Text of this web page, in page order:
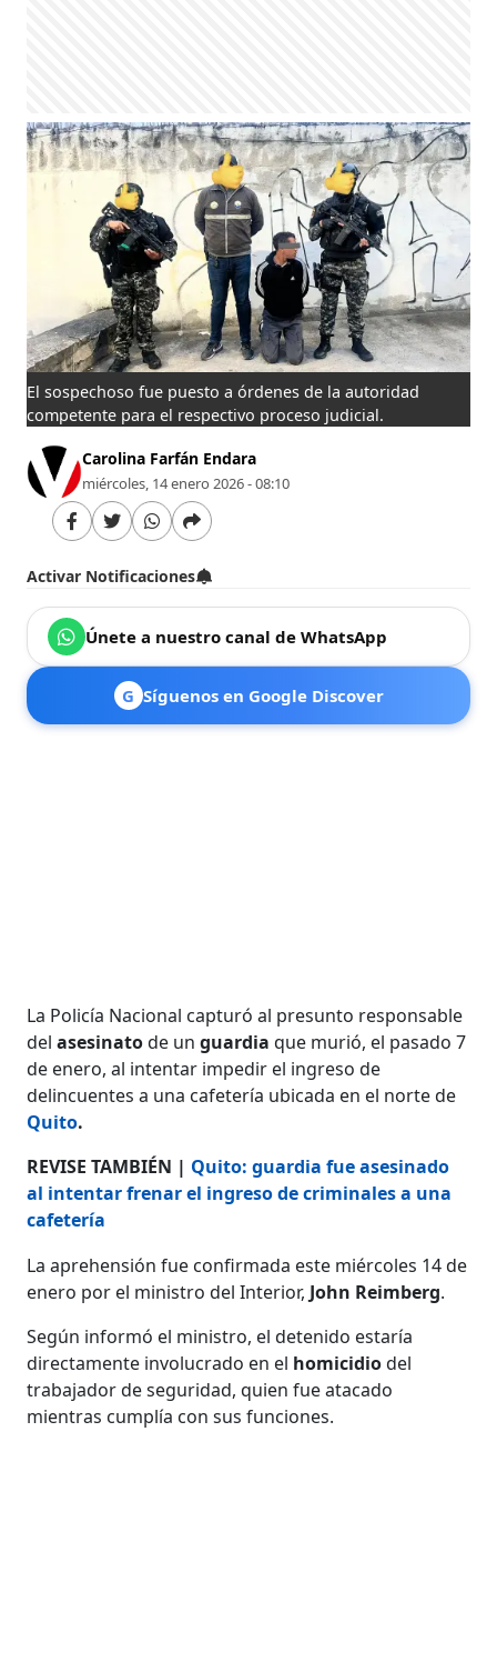
El sospechoso fue puesto a órdenes de la autoridad
competente para el respectivo proceso judicial.
Carolina Farfán Endara
miércoles, 14 enero 2026 - 08:10
Activar Notificaciones
Únete a nuestro canal de WhatsApp
G Síguenos en Google Discover
La Policía Nacional capturó al presunto responsable
delasesinatode unguardia que murió, el pasado 7
de enero, al intentar impedir el ingreso de
delincuentes a una cafetería ubicada en el norte de
Quito.
REVISE TAMBIÉN | Quito: guardia fue asesinado
al intentar frenar el ingreso de criminales a una
cafetería
La aprehensión fue confirmada este miércoles 14 de
enero por el ministro del Interior, John Reimberg.
Según informó el ministro, el detenido estaría
directamente involucrado en el homicidiodel
trabajador de seguridad, quien fue atacado
mientras cumplía con sus funciones.